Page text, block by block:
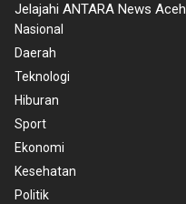
Jelajahi ANTARA News Aceh
Nasional
Daerah
Teknologi
Hiburan
Sport
Ekonomi
Kesehatan
Politik